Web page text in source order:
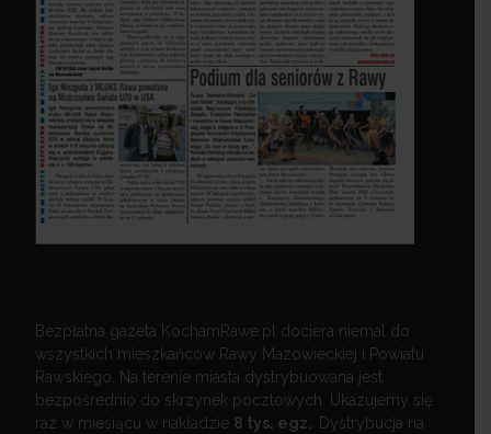
Bezpłatna gazeta KochamRawe.pl dociera niemal do
wszystkich mieszkańców Rawy Mazowieckiej i Powiatu
Rawskiego. Na terenie miasta dystrybuowana jest
bezpośrednio do skrzynek pocztowych. Ukazujemy się
raz w miesiącu w nakładzie 8 tys. egz.
Dystrybucja na